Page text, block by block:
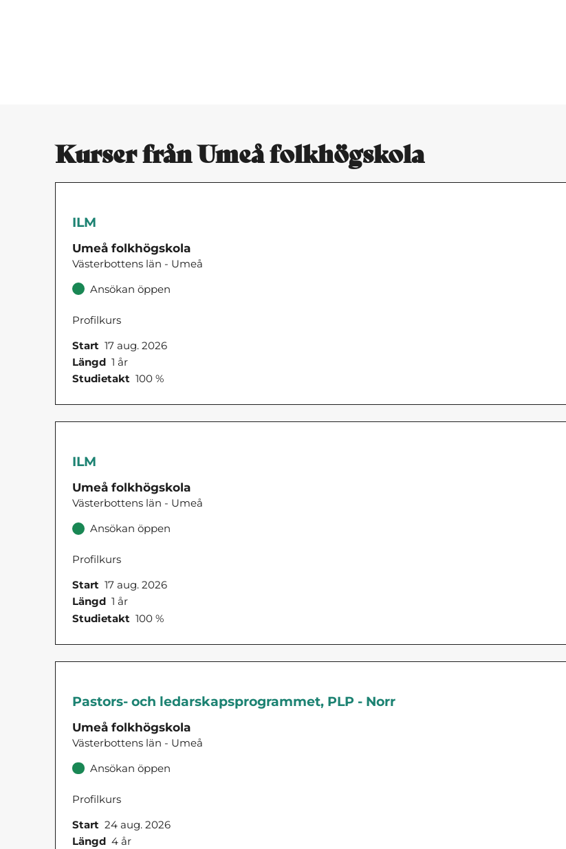
Kurser från Umeå folkhögskola
ILM
Umeå folkhögskola
Västerbottens län - Umeå
Ansökan öppen
Profilkurs
Start 17 aug. 2026
Längd 1 år
Studietakt 100 %
ILM
Umeå folkhögskola
Västerbottens län - Umeå
Ansökan öppen
Profilkurs
Start 17 aug. 2026
Längd 1 år
Studietakt 100 %
Pastors- och ledarskapsprogrammet, PLP - Norr
Umeå folkhögskola
Västerbottens län - Umeå
Ansökan öppen
Profilkurs
Start 24 aug. 2026
Längd 4 år